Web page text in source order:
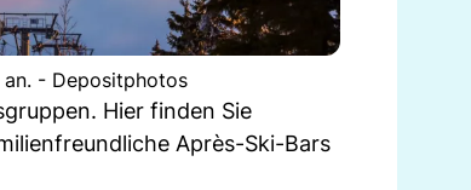
- Depositphotos
Hier finden Sie
Après-Ski-Bars